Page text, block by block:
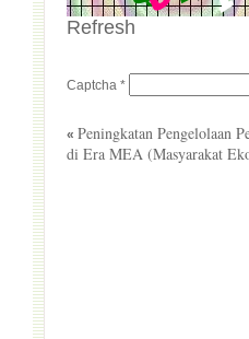
Refresh
Captcha *
« Peningkatan Pengelolaan
di Era MEA (Masyarakat